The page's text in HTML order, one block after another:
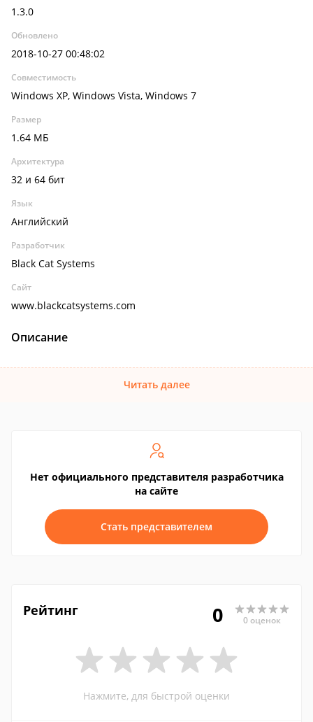
1.3.0
Обновлено
2018-10-27 00:48:02
Совместимость
Windows XP, Windows Vista, Windows 7
Размер
1.64 МБ
Архитектура
32 и 64 бит
Язык
Английский
Разработчик
Black Cat Systems
Сайт
www.blackcatsystems.com
Описание
Читать далее
Нет официального представителя разработчика
на сайте
Стать представителем
Рейтинг 0 0 оценок
Нажмите, для быстрой оценки